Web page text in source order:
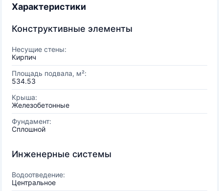
Характеристики
Конструктивные элементы
Несущие стены:
Кирпич
Площадь подвала, м²:
534.53
Крыша:
Железобетонные
Фундамент:
Сплошной
Инженерные системы
Водоотведение:
Центральное